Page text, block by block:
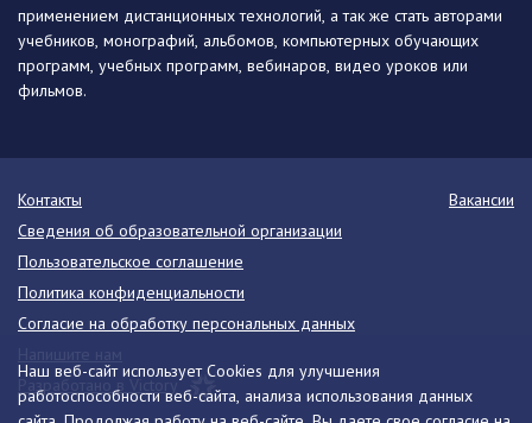
Наш веб-сайт использует Cookies для улучшения
работоспособности веб-сайта, анализа использования данных
применением дистанционных технологий, а так же стать авторами
учебников, монографий, альбомов, компьютерных обучающих
программ, учебных программ, вебинаров, видео уроков или
фильмов.
Контакты
Вакансии
Сведения об образовательной организации
Пользовательское соглашение
Политика конфиденциальности
Согласие на обработку персональных данных
Разработано в Victory